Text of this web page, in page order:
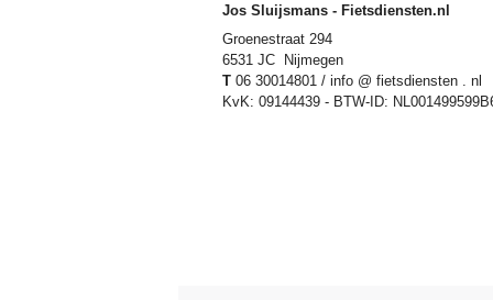
Jos Sluijsmans - Fietsdiensten.nl
Groenestraat 294
6531 JC Nijmegen
T 06 30014801 / info @ fietsdiensten . nl
KvK: 09144439 - BTW-ID: